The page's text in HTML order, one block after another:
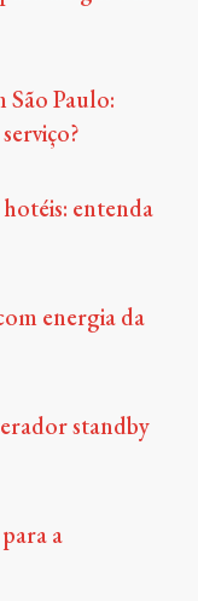
São Paulo:
entenda
energia da
standby
a